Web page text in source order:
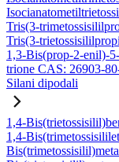
Tris(3-
Tris(3-
1,3-Bis(prop-2-enil)-
trione CAS: 26903-
Silani dipodali
1,4-
1,4-